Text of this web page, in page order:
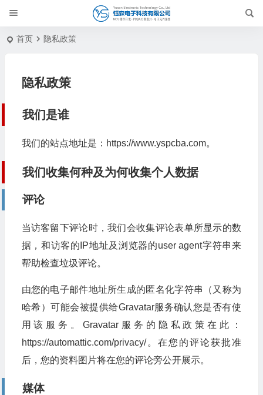
首页 隐私政策
隐私政策
我们是谁
我们的站点地址是：https://www.yspcba.com。
我们收集何种及为何收集个人数据
评论
当访客留下评论时，我们会收集评论表单所显示的数
据，和访客的IP地址及浏览器的user agent字符串来
帮助检查垃圾评论。
由您的电子邮件地址所生成的匿名化字符串（又称为
哈希）可能会被提供给Gravatar服务确认您是否有使
用该服务。Gravatar服务的隐私政策在此：
https://automattic.com/privacy/。在您的评论获批准
后，您的资料图片将在您的评论旁公开展示。
媒体